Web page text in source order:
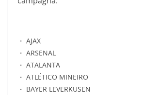
・ AJAX
・ ARSENAL
・ ATALANTA
・ ATLÉTICO MINEIRO
・ BAYER LEVERKUSEN